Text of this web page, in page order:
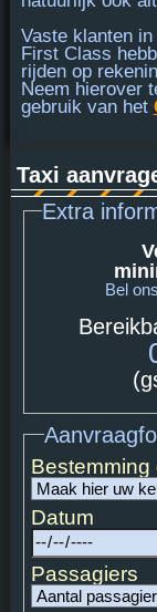
Vaste klanten
First Class
rijden op
Neem hierover
gebruik van het
Taxi
Extra
Bel
Bestemming
Datum
Passagiers